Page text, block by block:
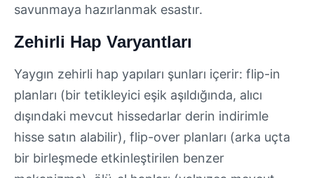
savunmaya hazırlanmak esastır.
Zehirli Hap Varyantları
Yaygın zehirli hap yapıları şunları içerir: flip-in
planları (bir tetikleyici eşik aşıldığında, alıcı
dışındaki mevcut hissedarlar derin indirimle
hisse satın alabilir), flip-over planları (arka uçta
bir birleşmede etkinleştirilen benzer